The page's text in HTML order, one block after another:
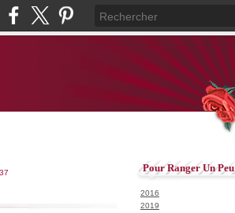
Pour Ranger Un Peu
2016
2019